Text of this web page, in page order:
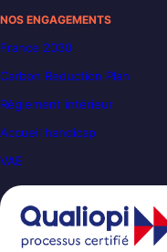
NOS ENGAGEMENTS
France 2030
Carbon Reduction Plan
Règlement intérieur
Accueil handicap
VAE